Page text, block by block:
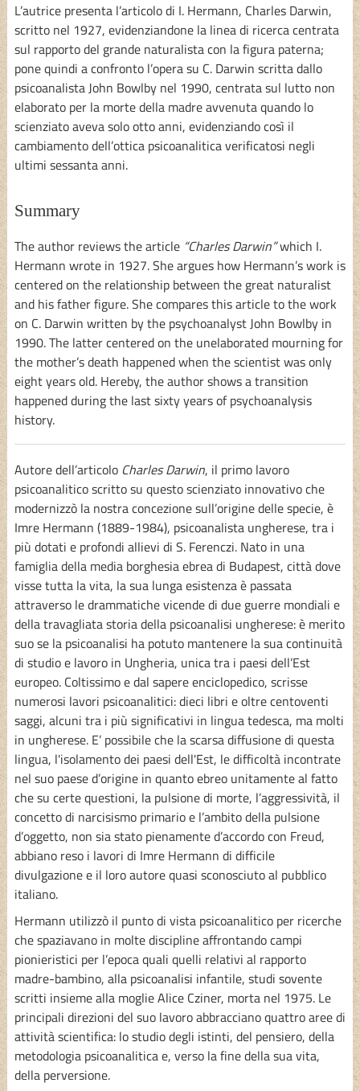
L’autrice presenta l’articolo di I. Hermann, Charles Darwin,
scritto nel 1927, evidenziandone la linea di ricerca centrata
sul rapporto del grande naturalista con la figura paterna;
pone quindi a confronto l’opera su C. Darwin scritta dallo
psicoanalista John Bowlby nel 1990, centrata sul lutto non
elaborato per la morte della madre avvenuta quando lo
scienziato aveva solo otto anni, evidenziando così il
cambiamento dell’ottica psicoanalitica verificatosi negli
ultimi sessanta anni.
Summary
The author reviews the article “Charles Darwin”which I.
Hermann wrote in 1927. She argues how Hermann’s work is
centered on the relationship between the great naturalist
and his father figure. She compares this article to the work
on C. Darwin written by the psychoanalyst John Bowlby in
1990. The latter centered on the unelaborated mourning for
the mother’s death happened when the scientist was only
eight years old. Hereby, the author shows a transition
happened during the last sixty years of psychoanalysis
history.
Autore dell’articolo Charles Darwin, il primo lavoro
psicoanalitico scritto su questo scienziato innovativo che
modernizzò la nostra concezione sull’origine delle specie, è
Imre Hermann (1889-1984), psicoanalista ungherese, tra i
più dotati e profondi allievi di S. Ferenczi. Nato in una
famiglia della media borghesia ebrea di Budapest, città dove
visse tutta la vita, la sua lunga esistenza è passata
attraverso le drammatiche vicende di due guerre mondiali e
della travagliata storia della psicoanalisi ungherese: è merito
suo se la psicoanalisi ha potuto mantenere la sua continuità
di studio e lavoro in Ungheria, unica tra i paesi dell’Est
europeo. Coltissimo e dal sapere enciclopedico, scrisse
numerosi lavori psicoanalitici: dieci libri e oltre centoventi
saggi, alcuni tra i più significativi in lingua tedesca, ma molti
in ungherese. E’ possibile che la scarsa diffusione di questa
lingua, l'isolamento dei paesi dell'Est, le difficoltà incontrate
nel suo paese d’origine in quanto ebreo unitamente al fatto
che su certe questioni, la pulsione di morte, l’aggressività, il
concetto di narcisismo primario e l’ambito della pulsione
d’oggetto, non sia stato pienamente d’accordo con Freud,
abbiano reso i lavori di Imre Hermann di difficile
divulgazione e il loro autore quasi sconosciuto al pubblico
italiano.
Hermann utilizzò il punto di vista psicoanalitico per ricerche
che spaziavano in molte discipline affrontando campi
pionieristici per l’epoca quali quelli relativi al rapporto
madre-bambino, alla psicoanalisi infantile, studi sovente
scritti insieme alla moglie Alice Cziner, morta nel 1975. Le
principali direzioni del suo lavoro abbracciano quattro aree di
attività scientifica: lo studio degli istinti, del pensiero, della
metodologia psicoanalitica e, verso la fine della sua vita,
della perversione.